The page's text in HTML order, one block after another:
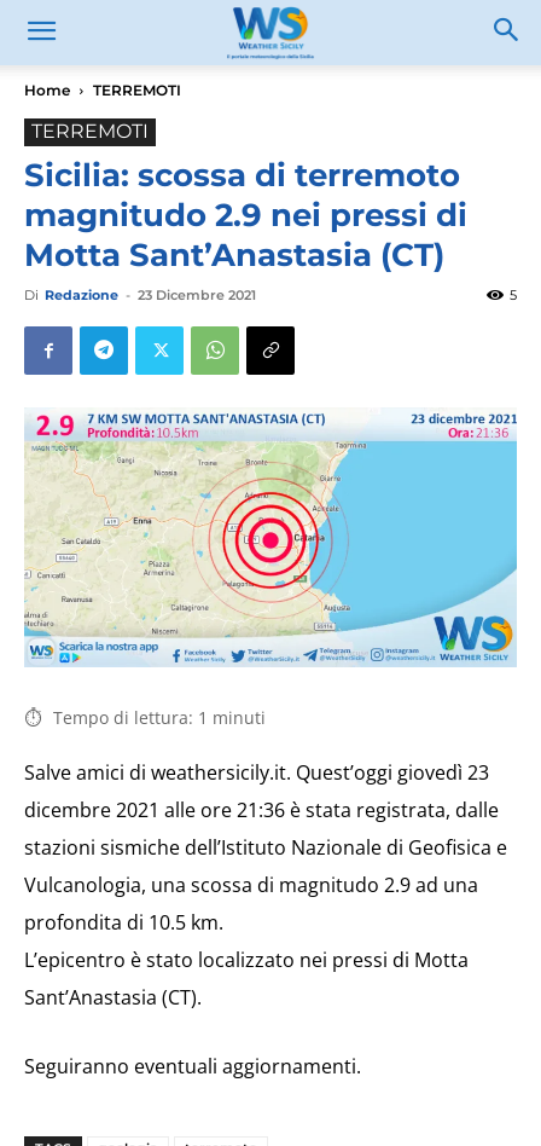
Home TERREMOTI
TERREMOTI
Sicilia: scossa di terremoto
magnitudo 2.9 nei pressi di
Motta Sant’Anastasia (CT)
Di Redazione - 23 Dicembre 2021 5
Tempo di lettura: 1 minuti
Salve amici di weathersicily.it. Quest’oggi giovedì 23
dicembre 2021 alle ore 21:36 è stata registrata, dalle
stazioni sismiche dell’Istituto Nazionale di Geofisica e
Vulcanologia, una scossa di magnitudo 2.9 ad una
profondita di 10.5 km.
L’epicentro è stato localizzato nei pressi di Motta
Sant’Anastasia (CT).
Seguiranno eventuali aggiornamenti.